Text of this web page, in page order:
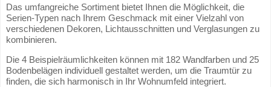
Das umfangreiche Sortiment bietet Ihnen die Möglichkeit, die
Serien-Typen nach Ihrem Geschmack mit einer Vielzahl von
verschiedenen Dekoren, Lichtausschnitten und Verglasungen zu
kombinieren.
Die 4 Beispielräumlichkeiten können mit 182 Wandfarben und 25
Bodenbelägen individuell gestaltet werden, um die Traumtür zu
finden, die sich harmonisch in Ihr Wohnumfeld integriert.